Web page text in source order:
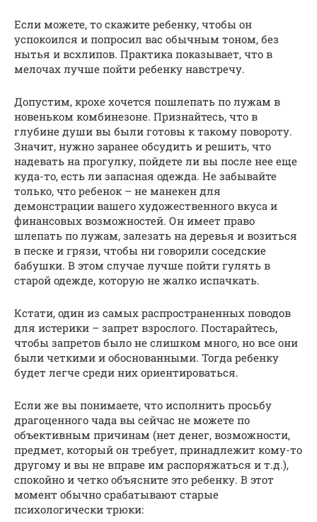
Если можете, то скажите ребенку, чтобы он
успокоился и попросил вас обычным тоном, без
нытья и всхлипов. Практика показывает, что в
мелочах лучше пойти ребенку навстречу.
Допустим, крохе хочется пошлепать по лужам в
новеньком комбинезоне. Признайтесь, что в
глубине души вы были готовы к такому повороту.
Значит, нужно заранее обсудить и решить, что
надевать на прогулку, пойдете ли вы после нее еще
куда-то, есть ли запасная одежда. Не забывайте
только, что ребенок – не манекен для
демонстрации вашего художественного вкуса и
финансовых возможностей. Он имеет право
шлепать по лужам, залезать на деревья и возиться
в песке и грязи, чтобы ни говорили соседские
бабушки. В этом случае лучше пойти гулять в
старой одежде, которую не жалко испачкать.
Кстати, один из самых распространенных поводов
для истерики – запрет взрослого. Постарайтесь,
чтобы запретов было не слишком много, но все они
были четкими и обоснованными. Тогда ребенку
будет легче среди них ориентироваться.
Если же вы понимаете, что исполнить просьбу
драгоценного чада вы сейчас не можете по
объективным причинам (нет денег, возможности,
предмет, который он требует, принадлежит кому-то
другому и вы не вправе им распоряжаться и т.д.),
спокойно и четко объясните это ребенку. В этот
момент обычно срабатывают старые
психологически трюки: